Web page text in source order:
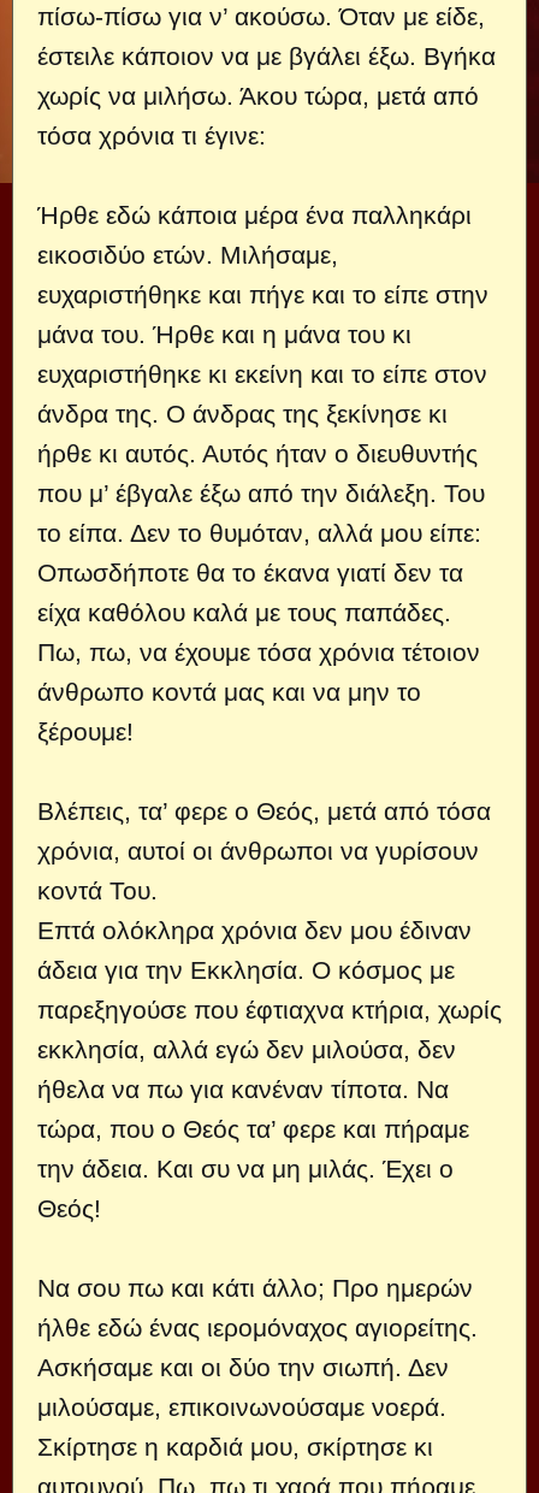
πίσω-πίσω για ν’ ακούσω. Όταν με είδε,
έστειλε κάποιον να με βγάλει έξω. Βγήκα
χωρίς να μιλήσω. Άκου τώρα, μετά από
τόσα χρόνια τι έγινε:
Ήρθε εδώ κάποια μέρα ένα παλληκάρι
εικοσιδύο ετών. Μιλήσαμε,
ευχαριστήθηκε και πήγε και το είπε στην
μάνα του. Ήρθε και η μάνα του κι
ευχαριστήθηκε κι εκείνη και το είπε στον
άνδρα της. Ο άνδρας της ξεκίνησε κι
ήρθε κι αυτός. Αυτός ήταν ο διευθυντής
που μ’ έβγαλε έξω από την διάλεξη. Του
το είπα. Δεν το θυμόταν, αλλά μου είπε:
Οπωσδήποτε θα το έκανα γιατί δεν τα
είχα καθόλου καλά με τους παπάδες.
Πω, πω, να έχουμε τόσα χρόνια τέτοιον
άνθρωπο κοντά μας και να μην το
ξέρουμε!
Βλέπεις, τα’ φερε ο Θεός, μετά από τόσα
χρόνια, αυτοί οι άνθρωποι να γυρίσουν
κοντά Του.
Επτά ολόκληρα χρόνια δεν μου έδιναν
άδεια για την Εκκλησία. Ο κόσμος με
παρεξηγούσε που έφτιαχνα κτήρια, χωρίς
εκκλησία, αλλά εγώ δεν μιλούσα, δεν
ήθελα να πω για κανέναν τίποτα. Να
τώρα, που ο Θεός τα’ φερε και πήραμε
την άδεια. Και συ να μη μιλάς. Έχει ο
Θεός!
Να σου πω και κάτι άλλο; Προ ημερών
ήλθε εδώ ένας ιερομόναχος αγιορείτης.
Ασκήσαμε και οι δύο την σιωπή. Δεν
μιλούσαμε, επικοινωνούσαμε νοερά.
Σκίρτησε η καρδιά μου, σκίρτησε κι
αυτουνού. Πω, πω τι χαρά που πήραμε.